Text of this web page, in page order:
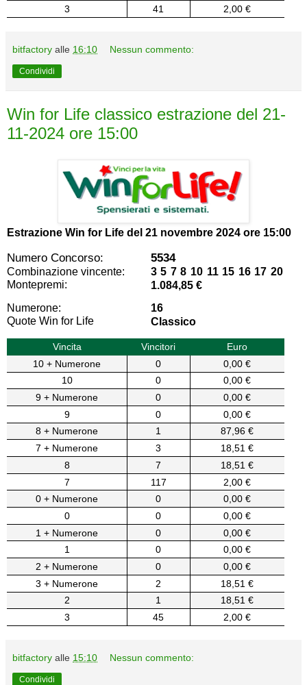
3
41 2,00 €
bitfactory alle 16:10 Nessun commento:
Condividi
Win for Life classico estrazione del 21-
11-2024 ore 15:00
Estrazione Win for Life del 21 novembre 2024 ore 15:00
Numero Concorso: 5534
Combinazione vincente:
3 5 7 8 10 11 15 16 17 20
Montepremi:
1.084,85 €
Numerone:
16
Quote Win for Life
Classico
Vincita Vincitori
Euro
10 + Numerone
0
0,00 €
10
0
0,00 €
9 + Numerone
0
0,00 €
9
0
0,00 €
8 + Numerone
1
87,96 €
7 + Numerone
3
18,51 €
8
7
18,51 €
7
117
2,00 €
0 + Numerone
0
0,00 €
0
0
0,00 €
1 + Numerone
0
0,00 €
1
0
0,00 €
2 + Numerone
0
0,00 €
3 + Numerone
2
18,51 €
2
1
18,51 €
3
45 2,00 €
bitfactory alle 15:10 Nessun commento:
Condividi